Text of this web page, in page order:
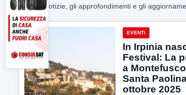
Tutte le notizie, gli approfondimenti e gli
EVENTI
In Irpinia
Festival: La
a
Santa
ottobre 2025